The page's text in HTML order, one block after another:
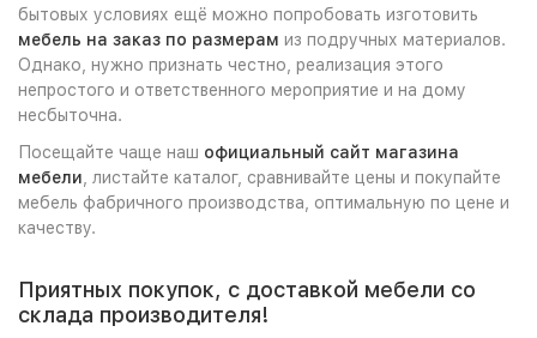
бытовых условиях ещё можно попробовать изготовить
мебель на заказ по размерам из подручных материалов.
Однако, нужно признать честно, реализация этого
непростого и ответственного мероприятие и на дому
несбыточна.
Посещайте чаще наш официальный сайт магазина
мебели , листайте каталог, сравнивайте цены и покупайте
мебель фабричного производства, оптимальную по цене и
качеству.
Приятных покупок, с доставкой мебели со
склада производителя!